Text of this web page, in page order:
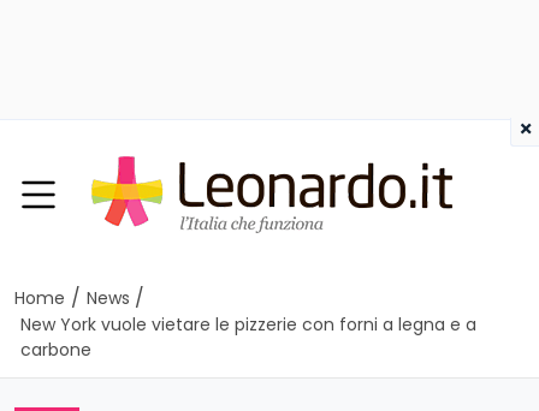
Home / News /
New York vuole vietare le pizzerie con forni a legna e a
carbone
×